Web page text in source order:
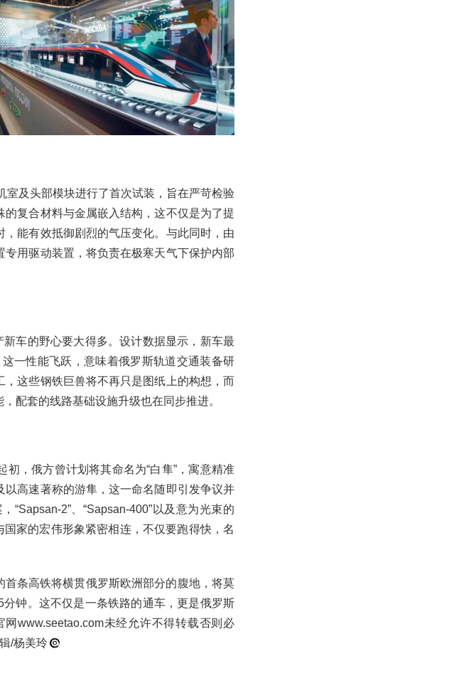
室及头部模块进行了首次试装，旨在严苛检验
复合材料与金属嵌入结构，这不仅是为了提
能有效抵御剧烈的气压变化。与此同时，由
用驱动装置，将负责在极寒天气下保护内部
车的野心要大得多。设计数据显示，新车最
一性能飞跃，意味着俄罗斯轨道交通装备研
这些钢铁巨兽将不再只是图纸上的构想，而
配套的线路基础设施升级也在同步推进。
，俄方曾计划将其命名为“白隼”，寓意精准
高速著称的游隼，这一命名随即引发争议并
2”、“Sapsan-400”以及意为光束的
家的宏伟形象紧密相连，不仅要跑得快，名
条高铁将横贯俄罗斯欧洲部分的腹地，将莫
钟。这不仅是一条铁路的通车，更是俄罗斯
www.seetao.com未经允许不得转载否则必
/杨美玲